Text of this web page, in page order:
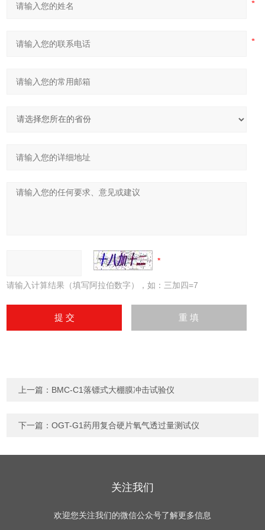
请输入计算结果（填写阿拉伯数字），如：三加四=7
上一篇： BMC-C1落镖式大棚膜冲击试验仪
下一篇：OGT-G1药用复合硬片氧气透过量测试仪
关注我们
欢迎您关注我们的微信公众号了解更多信息